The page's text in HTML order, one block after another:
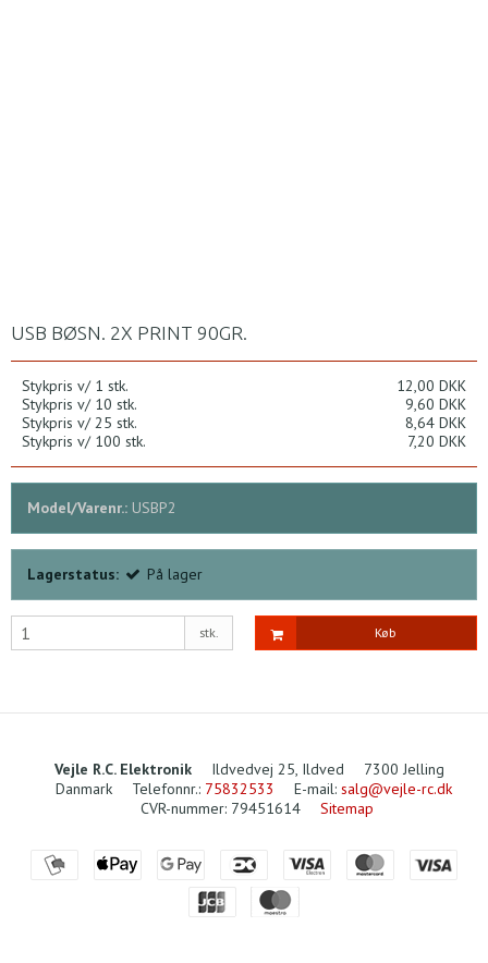
USB BØSN. 2X PRINT 90GR.
Stykpris v/ 1 stk.
12,00 DKK
Stykpris v/ 10 stk.
9,60 DKK
Stykpris v/ 25 stk.
8,64 DKK
Stykpris v/ 100 stk.
7,20 DKK
Model/Varenr.: USBP2
Lagerstatus: På lager
stk. Køb
Vejle R.C. Elektronik Ildvedvej 25, Ildved
7300 Jelling
Danmark
Telefonnr.: 75832533 E-mail: salg@vejle-rc.dk
CVR-nummer: 79451614 Sitemap